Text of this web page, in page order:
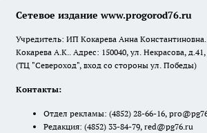
Сетевое издание www.progorod76.ru
Учредитель: ИП Кокарева Анна
Кокарева А.К.. Адрес: 150040, ул. Некрасова,
(ТЦ "Североход", вход со стороны ул. Победы)
Контакты:
Отдел рекламы: (4852) 28-66-16,
Редакция: (4852) 33-84-79, red@pg76.ru